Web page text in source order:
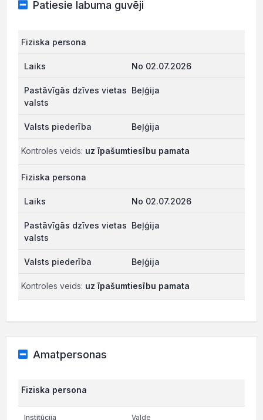
Patiesie labuma guvēji
Fiziska persona
No 02.07.2026
Beļģija
Beļģija
Kontroles veids: uz īpašumtiesību pamata
Fiziska persona
No 02.07.2026
Beļģija
Beļģija
Kontroles veids: uz īpašumtiesību pamata
Amatpersonas
Fiziska persona
Valde